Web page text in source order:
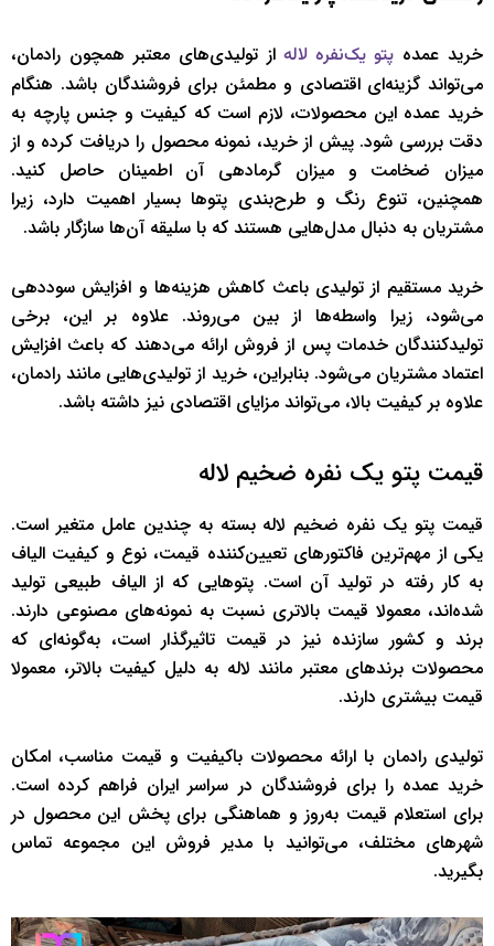
خرید عمده پتو یک‌نفره لالهاز تولیدی‌های معتبر همچون رادمان،
می‌تواند گزینه‌ای اقتصادی و مطمئن برای فروشندگان باشد. هنگام
خرید عمده این محصولات، لازم است که کیفیت و جنس پارچه به
دقت بررسی شود. پیش از خرید، نمونه محصول را دریافت کرده و از
میزان ضخامت و میزان گرما‌دهی آن اطمینان حاصل کنید.
همچنین، تنوع رنگ و طرح‌بندی پتوها بسیار اهمیت دارد، زیرا
مشتریان به دنبال مدل‌هایی هستند که با سلیقه آن‌ها سازگار باشد.
خرید مستقیم از تولیدی باعث کاهش هزینه‌ها و افزایش سوددهی
می‌شود، زیرا واسطه‌ها از بین می‌روند. علاوه بر این، برخی
تولیدکنندگان خدمات پس از فروش ارائه می‌دهند که باعث افزایش
اعتماد مشتریان می‌شود. بنابراین، خرید از تولیدی‌هایی مانند رادمان،
علاوه بر کیفیت بالا، می‌تواند مزایای اقتصادی نیز داشته باشد.
قیمت پتو یک نفره ضخیم لاله
قیمت پتو یک نفره ضخیم لاله بسته به چندین عامل متغیر است.
یکی از مهم‌ترین فاکتورهای تعیین‌کننده قیمت، نوع و کیفیت الیاف
به کار رفته در تولید آن است. پتوهایی که از الیاف طبیعی تولید
شده‌اند، معمولا قیمت بالاتری نسبت به نمونه‌های مصنوعی دارند.
برند و کشور سازنده نیز در قیمت تاثیرگذار است، به‌گونه‌ای که
محصولات برندهای معتبر مانند لاله به دلیل کیفیت بالاتر، معمولا
قیمت بیشتری دارند.
تولیدی رادمان با ارائه محصولات باکیفیت و قیمت مناسب، امکان
خرید عمده را برای فروشندگان در سراسر ایران فراهم کرده است.
برای استعلام قیمت به‌روز و هماهنگی برای پخش این محصول در
شهرهای مختلف، می‌توانید با مدیر فروش این مجموعه تماس
بگیرید.